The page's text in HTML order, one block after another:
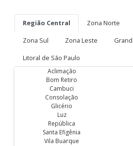
Região Central Zona Norte
Zona Sul
Zona Leste
Litoral de São Paulo
Aclimação
Bom Retiro
Cambuci
Consolação
Glicério
Luz
República
Santa Efigênia
Vila Buarque